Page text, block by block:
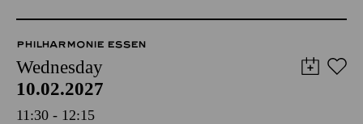
PHILHARMONIE ESSEN
Wednesday
10.02.2027
11:30 - 12:15